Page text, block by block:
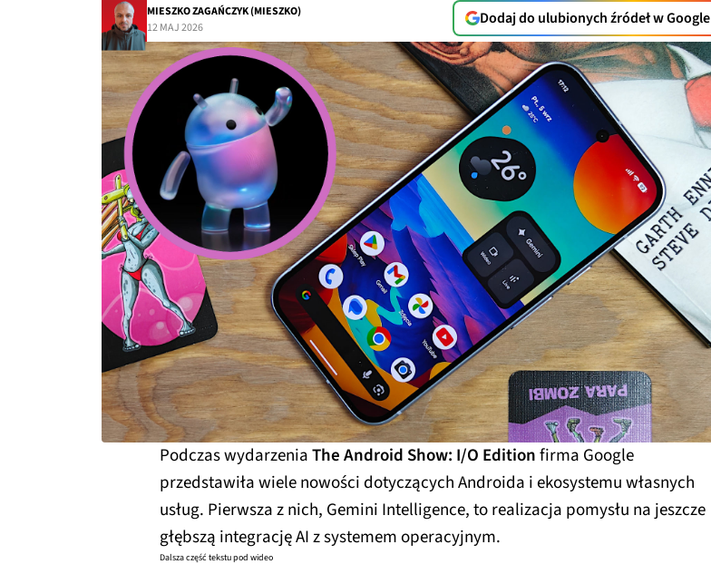
MIESZKO ZAGAŃCZYK (MIESZKO)
12 MAJ 2026
Dodaj do ulubionych źródeł w Google
Podczas wydarzeniaThe Android Show: I/O Editionfirma Google
przedstawiła wiele nowości dotyczących Androida i ekosystemu własnych
usług. Pierwsza z nich, Gemini Intelligence, to realizacja pomysłu na jeszcze
głębszą integrację AI z systemem operacyjnym.
Dalsza część tekstu pod wideo